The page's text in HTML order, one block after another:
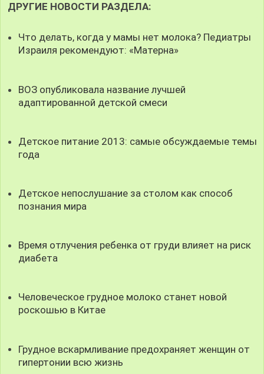
ДРУГИЕ НОВОСТИ РАЗДЕЛА:
Что делать, когда у мамы нет молока? Педиатры
Израиля рекомендуют: «Матерна»
ВОЗ опубликовала название лучшей
адаптированной детской смеси
Детское питание 2013: самые обсуждаемые темы
года
Детское непослушание за столом как способ
познания мира
Время отлучения ребенка от груди влияет на риск
диабета
Человеческое грудное молоко станет новой
роскошью в Китае
Грудное вскармливание предохраняет женщин от
гипертонии всю жизнь